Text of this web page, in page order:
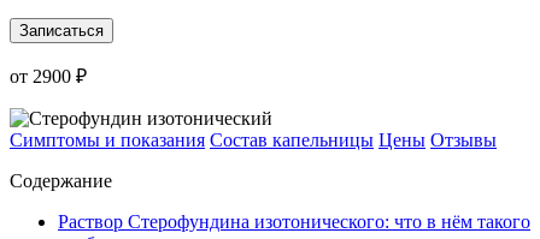
Записаться
от 2900 ₽
Симптомы и показания Состав капельницы Цены Отзывы
Содержание
Раствор Стерофундина изотонического: что в нём такого